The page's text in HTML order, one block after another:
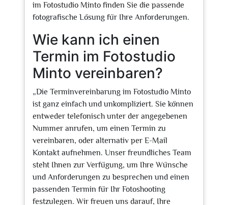
im Fotostudio Minto finden Sie die passende
fotografische Lösung für Ihre Anforderungen.
Wie kann ich einen
Termin im Fotostudio
Minto vereinbaren?
„Die Terminvereinbarung im Fotostudio Minto
ist ganz einfach und unkompliziert. Sie können
entweder telefonisch unter der angegebenen
Nummer anrufen, um einen Termin zu
vereinbaren, oder alternativ per E-Mail
Kontakt aufnehmen. Unser freundliches Team
steht Ihnen zur Verfügung, um Ihre Wünsche
und Anforderungen zu besprechen und einen
passenden Termin für Ihr Fotoshooting
festzulegen. Wir freuen uns darauf, Ihre